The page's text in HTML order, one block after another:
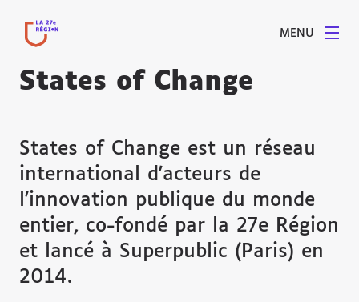
MENU
States of Change
States of Change est un réseau
international d'acteurs de
l'innovation publique du monde
entier, co-fondé par la 27e Région
et lancé à Superpublic (Paris) en
2014.